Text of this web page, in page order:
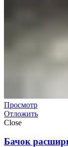
Просмотр
Отложить
Close
Бачок